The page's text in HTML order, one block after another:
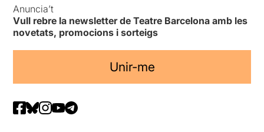
Anuncia’t
Vull rebre la newsletter de Teatre Barcelona amb les
novetats, promocions i sorteigs
Unir-me